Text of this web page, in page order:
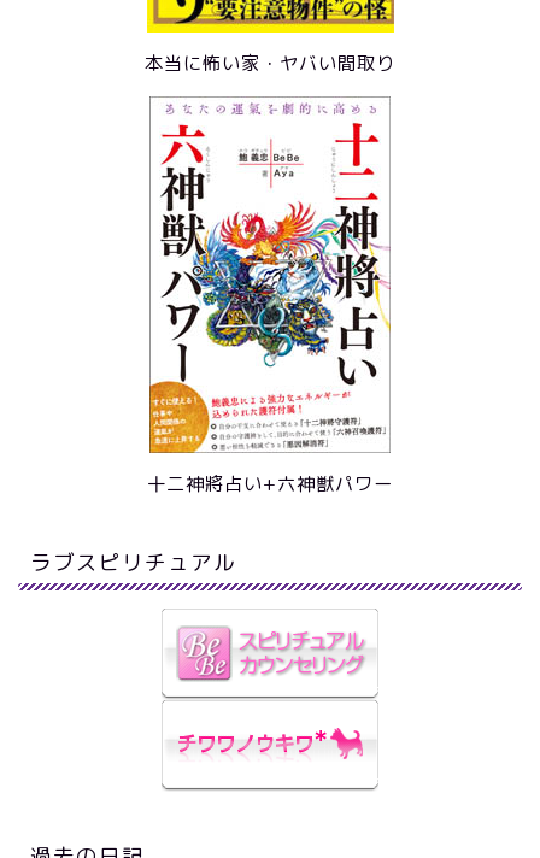
本当に怖い家・ヤバい間取り
十二神將占い+六神獣パワー
ラブスピリチュアル